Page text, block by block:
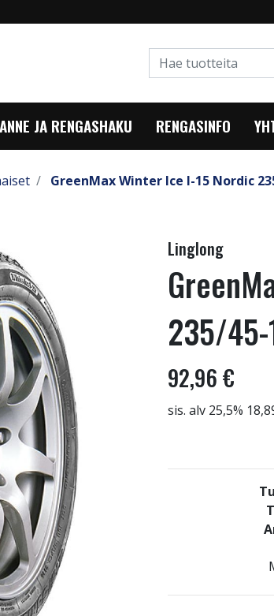
JA RENGASHAKU RENGASINFO
GreenMax Winter Ice I-15 Nordic
Linglong
235/45-
92,96 €
sis. alv 25,5%